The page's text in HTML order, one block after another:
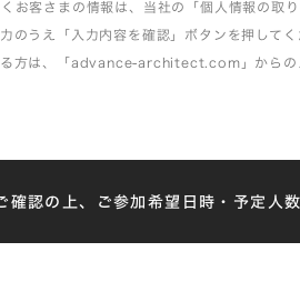
お客さまの情報は、当社の「個人情報の取
のうえ「入力内容を確認」ボタンを押してく
方は、「advance-architect.com」からの
確認の上、ご参加希望日時・予定人